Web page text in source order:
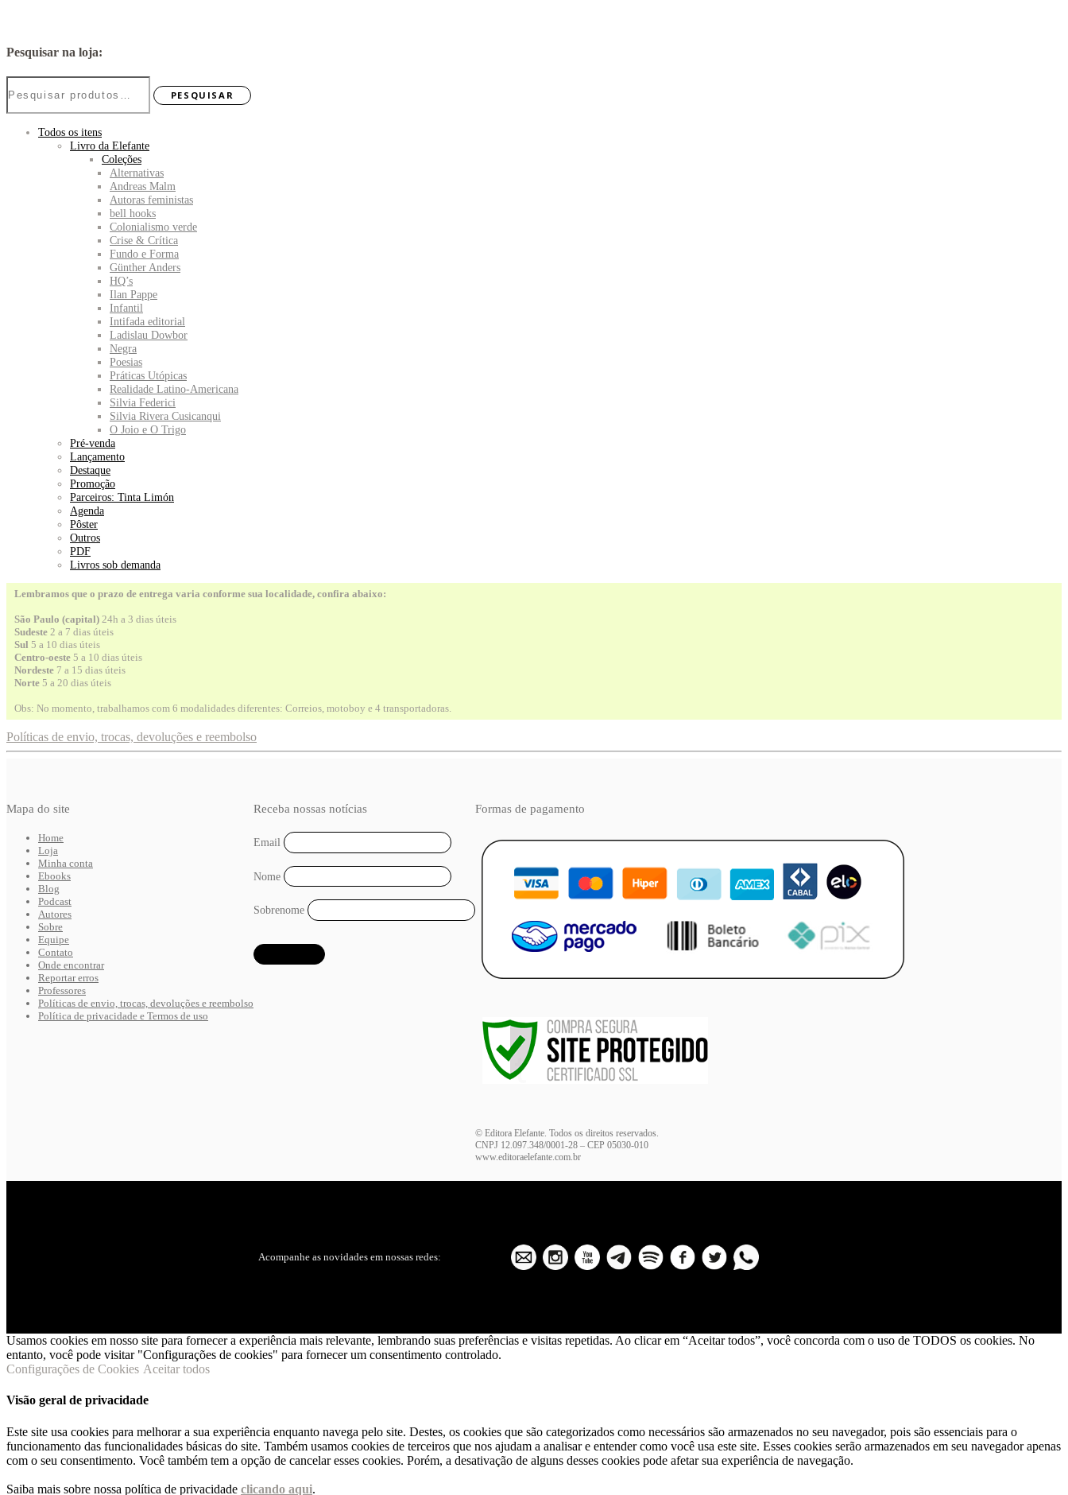
Pesquisar na loja:
Pesquisar
por:
PESQUISAR
Todos os itens
Livro da Elefante
Coleções
Alternativas
Andreas Malm
Autoras feministas
bell hooks
Colonialismo verde
Crise & Crítica
Fundo e Forma
Günther Anders
HQ’s
Ilan Pappe
Infantil
Intifada editorial
Ladislau Dowbor
Negra
Poesias
Práticas Utópicas
Realidade Latino-Americana
Silvia Federici
Silvia Rivera Cusicanqui
O Joio e O Trigo
Pré-venda
Lançamento
Destaque
Promoção
Parceiros: Tinta Limón
Agenda
Pôster
Outros
PDF
Livros sob demanda
Lembramos que o prazo de entrega varia conforme sua localidade, confira abaixo:
São Paulo (capital) 24h a 3 dias úteis
Sudeste 2 a 7 dias úteis
Sul 5 a 10 dias úteis
Centro-oeste 5 a 10 dias úteis
Nordeste 7 a 15 dias úteis
Norte 5 a 20 dias úteis
Obs: No momento, trabalhamos com 6 modalidades diferentes: Correios, motoboy e 4 transportadoras.
Políticas de envio, trocas, devoluções e reembolso
Mapa do site
Home
Loja
Minha conta
Ebooks
Blog
Podcast
Autores
Sobre
Equipe
Contato
Onde encontrar
Reportar erros
Professores
Políticas de envio, trocas, devoluções e reembolso
Política de privacidade e Termos de uso
Receba nossas notícias
Email
Nome
Sobrenome
Formas de pagamento
© Editora Elefante. Todos os direitos reservados.
CNPJ 12.097.348/0001-28 – CEP 05030-010
www.editoraelefante.com.br
Acompanhe as novidades em nossas redes:
Usamos cookies em nosso site para fornecer a experiência mais relevante, lembrando suas preferências e visitas repetidas. Ao clicar em “Aceitar todos”, você concorda com o uso de TODOS os cookies. No
entanto, você pode visitar "Configurações de cookies" para fornecer um consentimento controlado.
Configurações de Cookies Aceitar todos
Visão geral de privacidade
Este site usa cookies para melhorar a sua experiência enquanto navega pelo site. Destes, os cookies que são categorizados como necessários são armazenados no seu navegador, pois são essenciais para o
funcionamento das funcionalidades básicas do site. Também usamos cookies de terceiros que nos ajudam a analisar e entender como você usa este site. Esses cookies serão armazenados em seu navegador apenas
com o seu consentimento. Você também tem a opção de cancelar esses cookies. Porém, a desativação de alguns desses cookies pode afetar sua experiência de navegação.
Saiba mais sobre nossa política de privacidade clicando aqui.